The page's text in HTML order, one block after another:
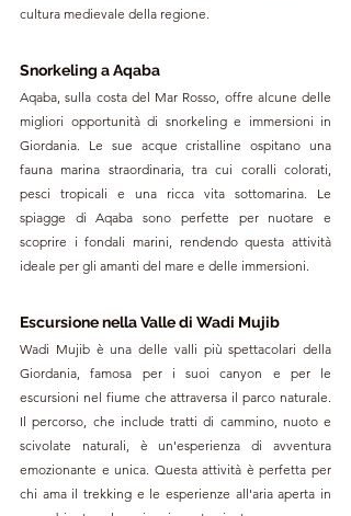
cultura medievale della regione.
Snorkeling a Aqaba
Aqaba, sulla costa del Mar Rosso, offre alcune delle
migliori opportunità di snorkeling e immersioni in
Giordania. Le sue acque cristalline ospitano una
fauna marina straordinaria, tra cui coralli colorati,
pesci tropicali e una ricca vita sottomarina. Le
spiagge di Aqaba sono perfette per nuotare e
scoprire i fondali marini, rendendo questa attività
ideale per gli amanti del mare e delle immersioni.
Escursione nella Valle di Wadi Mujib
Wadi Mujib è una delle valli più spettacolari della
Giordania, famosa per i suoi canyon e per le
escursioni nel fiume che attraversa il parco naturale.
Il percorso, che include tratti di cammino, nuoto e
scivolate naturali, è un'esperienza di avventura
emozionante e unica. Questa attività è perfetta per
chi ama il trekking e le esperienze all'aria aperta in